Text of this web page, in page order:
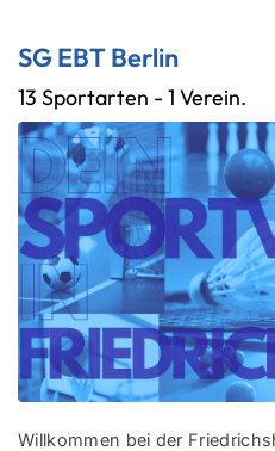
SG EBT Berlin
13 Sportarten - 1 Verein.
Willkommen bei der